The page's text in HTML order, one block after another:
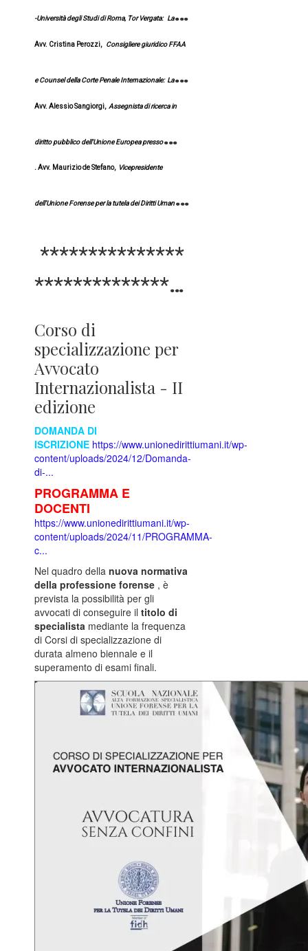
-Università degli Studi di Roma, Tor Vergata: La
Avv. Cristina Perozzi, Consigliere giuridico FFAA
e Counsel della Corte Penale Internazionale: La
Avv. Alessio Sangiorgi, Assegnista di ricerca in
diritto pubblico dell'Unione Europea presso
. Avv. Maurizio de Stefano, Vicepresidente
dell'Unione Forense per la tutela dei Diritti Umani:
***************
****************
****************
*************
Corso di
specializzazione per
Avvocato
Internazionalista - II
edizione
DOMANDA DI
ISCRIZIONE https://www.unionedirittiumani.it/wp-
content/uploads/2024/12/Domanda-
di-...
PROGRAMMA E
DOCENTI
https://www.unionedirittiumani.it/wp-
content/uploads/2024/11/PROGRAMMA-
c...
Nel quadro della nuova normativa
della professione forense , è
prevista la possibilità per gli
avvocati di conseguire il titolo di
specialista mediante la frequenza
di Corsi di specializzazione di
durata almeno biennale e il
superamento di esami finali.